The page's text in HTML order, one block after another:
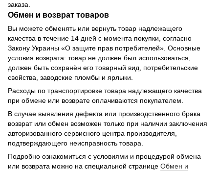
заказа.
Обмен и возврат товаров
Вы можете обменять или вернуть товар надлежащего
качества в течение 14 дней с момента покупки, согласно
Закону Украины «О защите прав потребителей». Основные
условия возврата: товар не должен был использоваться,
должен быть сохранён его товарный вид, потребительские
свойства, заводские пломбы и ярлыки.
Расходы по транспортировке товара надлежащего качества
при обмене или возврате оплачиваются покупателем.
В случае выявления дефекта или производственного брака
возврат или обмен возможен только при наличии заключения
авторизованного сервисного центра производителя,
подтверждающего неисправность товара.
Подробно ознакомиться с условиями и процедурой обмена
или возврата можно на специальной странице Обмен и